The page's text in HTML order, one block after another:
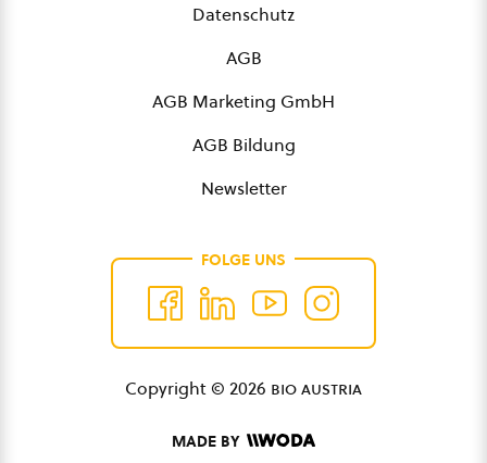
Datenschutz
AGB
AGB Marketing GmbH
AGB Bildung
Newsletter
FOLGE UNS
Copyright © 2026 bio austria
MADE BY